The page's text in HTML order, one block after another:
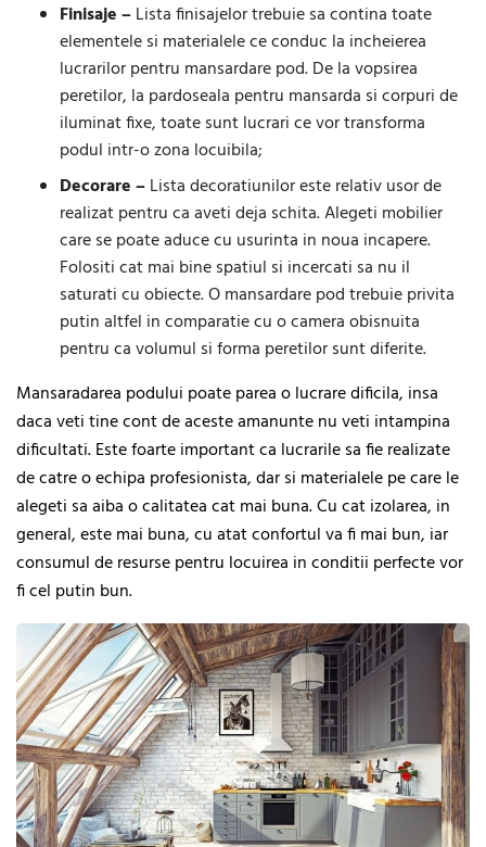
Finisaje –Lista finisajelor trebuie sa contina toate
elementele si materialele ce conduc la incheierea
lucrarilor pentru mansardare pod. De la vopsirea
peretilor, la pardoseala pentru mansarda si corpuri de
iluminat fixe, toate sunt lucrari ce vor transforma
podul intr-o zona locuibila;
Decorare –Lista decoratiunilor este relativ usor de
realizat pentru ca aveti deja schita. Alegeti mobilier
care se poate aduce cu usurinta in noua incapere.
Folositi cat mai bine spatiul si incercati sa nu il
saturati cu obiecte. O mansardare pod trebuie privita
putin altfel in comparatie cu o camera obisnuita
pentru ca volumul si forma peretilor sunt diferite.
Mansaradarea podului poate parea o lucrare dificila, insa
daca veti tine cont de aceste amanunte nu veti intampina
dificultati. Este foarte important ca lucrarile sa fie realizate
de catre o echipa profesionista, dar si materialele pe care le
alegeti sa aiba o calitatea cat mai buna. Cu cat izolarea, in
general, este mai buna, cu atat confortul va fi mai bun, iar
consumul de resurse pentru locuirea in conditii perfecte vor
fi cel putin bun.